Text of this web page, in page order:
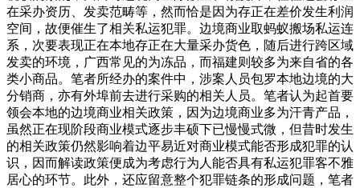
在采办资历、发卖范畴等，然而恰是因为存正在差价发生利润
空间，故便催生了相关私运犯罪。边境商业取蚂蚁搬场私运连
系，次要表现正在本地存正在大量采办货色，随后进行跨区域
发卖的环境，广西常见的为冻品，而福建则较多为来自省的各
类小商品。笔者所经办的案件中，涉案人员包罗本地边境的大
分销商，亦有外埠前去进行采购的相关人员。笔者认为起首要
领会本地的边境商业相关政策，因为边境商业多为汗青产品，
虽然正在现阶段商业模式逐步丰硕下已慢慢式微，但昔时发生
的相关政策仍然影响着边平易近对商业模式能否形成犯罪的认
识，因而解读政策便成为考虑行为人能否具有私运犯罪客不雅
居心的环节。此外，还应留意整个犯罪链条的形成问题，笔者